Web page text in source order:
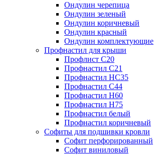
Ондулин черепица
Ондулин зеленый
Ондулин коричневый
Ондулин красный
Ондулин комплектующие
Профнастил для крыши
Профлист С20
Профнастил С21
Профнастил НС35
Профнастил С44
Профнастил Н60
Профнастил Н75
Профнастил белый
Профнастил коричневый
Софиты для подшивки кровли
Cофит перфорированный
Софит виниловый